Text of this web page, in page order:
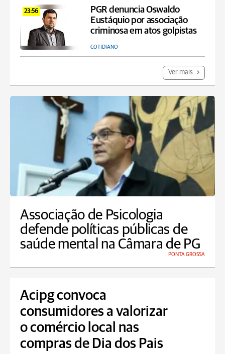
23:56
PGR denuncia Oswaldo
Eustáquio por associação
criminosa em atos golpistas
COTIDIANO
Ver mais
Associação de Psicologia
defende políticas públicas de
saúde mental na Câmara de PG
PONTA GROSSA
Acipg convoca
consumidores a valorizar
o comércio local nas
compras de Dia dos Pais